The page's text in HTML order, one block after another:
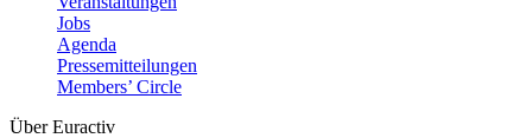
Jobs
Agenda
Pressemitteilungen
Members’ Circle
Über Euractiv